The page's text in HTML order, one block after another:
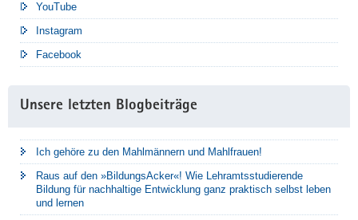
YouTube
Instagram
Facebook
Unsere letzten Blogbeiträge
Ich gehöre zu den Mahlmännern und Mahlfrauen!
Raus auf den »BildungsAcker«! Wie Lehramtsstudierende
Bildung für nachhaltige Entwicklung ganz praktisch selbst leben
und lernen